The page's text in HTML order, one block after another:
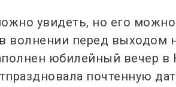
увидеть, но его
волнении перед выходом
юбилейный вечер
почтенную